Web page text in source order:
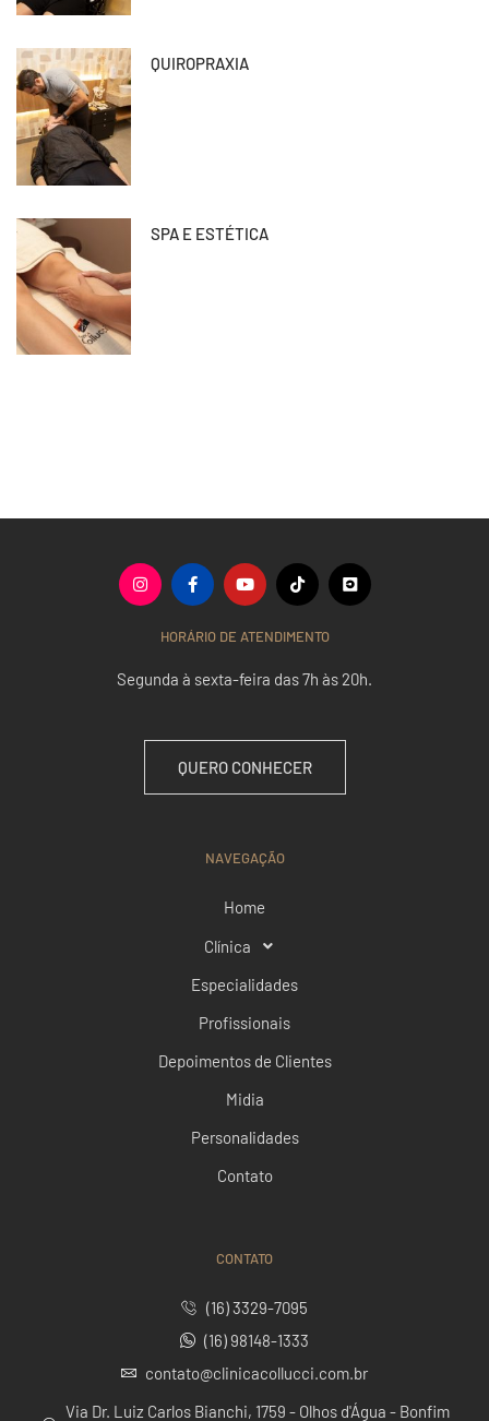
QUIROPRAXIA
SPA E ESTÉTICA
HORÁRIO DE ATENDIMENTO
Segunda à sexta-feira das 7h às 20h.
QUERO CONHECER
NAVEGAÇÃO
Home
Clínica
Especialidades
Profissionais
Depoimentos de Clientes
Midia
Personalidades
Contato
CONTATO
(16) 3329-7095
(16) 98148-1333
contato@clinicacollucci.com.br
Via Dr. Luiz Carlos Bianchi, 1759 - Olhos d'Água - Bonfim